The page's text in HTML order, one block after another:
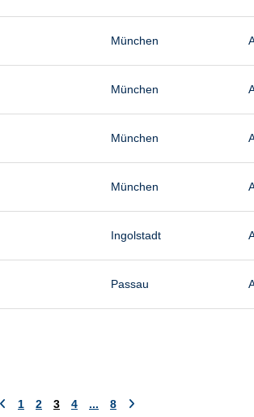
München
München
München
München
Ingolstadt
Passau
1 2 3 4 ... 8